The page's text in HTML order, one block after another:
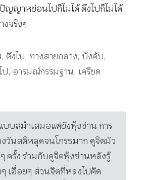
ญญาหย่อนไปก็ไม่ได้ ตึงไปก็ไม่ได้
งจริงๆ
, ตึงไป, ทางสายกลาง, บังคับ,
ป, อารมณ์กรรมฐาน, เครียด
บสม่ำเสมอแต่ยังฟุ้งซ่าน การ
วันสติหลุดจนโกรธมาก ดูจิตมัว
ครั้ง ร่วมกับดูจิตฟุ้งซ่านหลังรู้
ๆ เอื่อยๆ ส่วนจิตที่หลงไปคิด